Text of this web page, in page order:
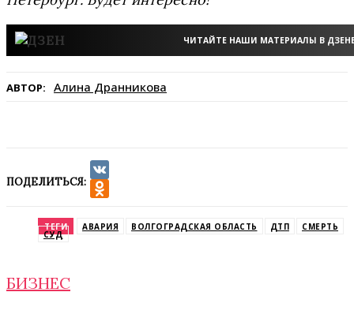
ЧИТАЙТЕ НАШИ МАТЕРИАЛЫ В
АВТОР: Алина Дранникова
ПОДЕЛИТЬСЯ:
VK
ТЕГИ АВАРИЯ ВОЛГОГРАДСКАЯ ОБЛАСТЬ ДТП СМЕРТЬ
СУД
БИЗНЕС